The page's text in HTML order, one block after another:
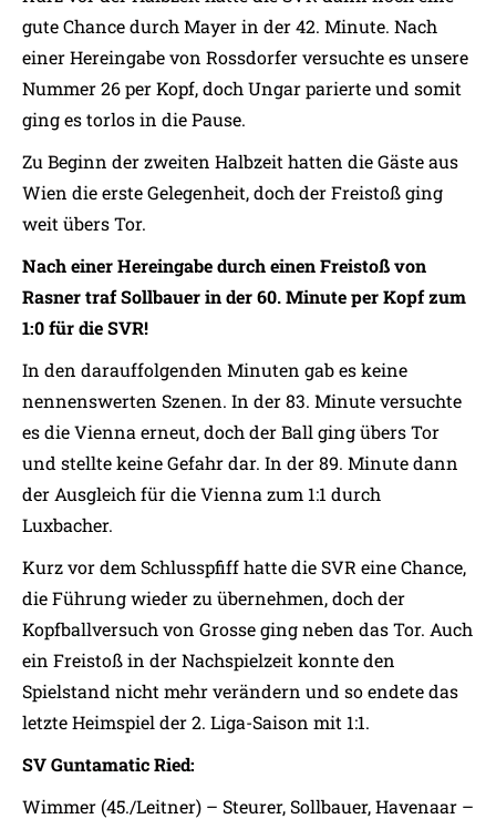
gute Chance durch Mayer in der 42. Minute. Nach
einer Hereingabe von Rossdorfer versuchte es unsere
Nummer 26 per Kopf, doch Ungar parierte und somit
ging es torlos in die Pause.
Zu Beginn der zweiten Halbzeit hatten die Gäste aus
Wien die erste Gelegenheit, doch der Freistoß ging
weit übers Tor.
Nach einer Hereingabe durch einen Freistoß von
Rasner traf Sollbauer in der 60. Minute per Kopf zum
1:0 für die SVR!
In den darauffolgenden Minuten gab es keine
nennenswerten Szenen. In der 83. Minute versuchte
es die Vienna erneut, doch der Ball ging übers Tor
und stellte keine Gefahr dar. In der 89. Minute dann
der Ausgleich für die Vienna zum 1:1 durch
Luxbacher.
Kurz vor dem Schlusspfiff hatte die SVR eine Chance,
die Führung wieder zu übernehmen, doch der
Kopfballversuch von Grosse ging neben das Tor. Auch
ein Freistoß in der Nachspielzeit konnte den
Spielstand nicht mehr verändern und so endete das
letzte Heimspiel der 2. Liga-Saison mit 1:1.
SV Guntamatic Ried:
Wimmer (45./Leitner) – Steurer, Sollbauer, Havenaar –